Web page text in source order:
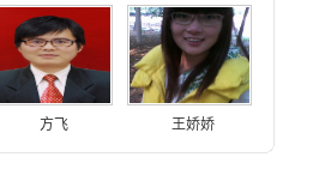
方飞 王娇娇